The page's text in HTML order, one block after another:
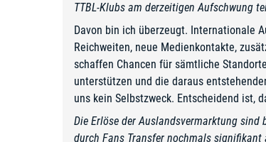
TTBL-Klubs am derzeitigen Aufschwung
Davon bin ich überzeugt. Internationale
Reichweiten, neue Medienkontakte,
schaffen Chancen für sämtliche
unterstützen und die daraus
uns kein Selbstzweck. Entscheidend ist,
Die Erlöse der Auslandsvermarktung
durch Fans Transfer nochmals